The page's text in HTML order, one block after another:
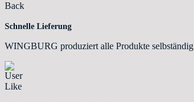
Schnelle Lieferung
WINGBURG produziert alle Produkte